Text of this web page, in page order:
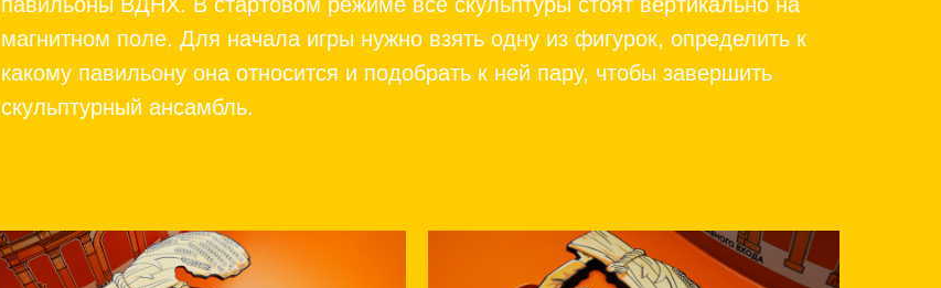
магнитном поле. Для начала игры нужно взять одну из фигурок, определить к
какому павильону она относится и подобрать к ней пару, чтобы завершить
скульптурный ансамбль.